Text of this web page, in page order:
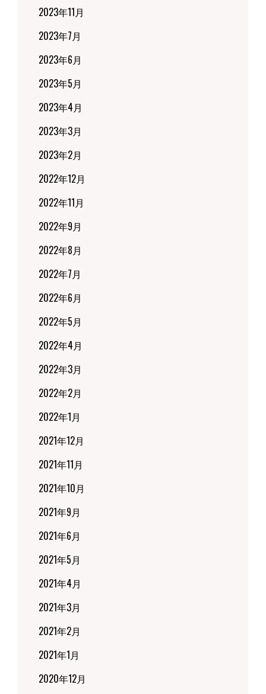
2023年11月
2023年7月
2023年6月
2023年5月
2023年4月
2023年3月
2023年2月
2022年12月
2022年11月
2022年9月
2022年8月
2022年7月
2022年6月
2022年5月
2022年4月
2022年3月
2022年2月
2022年1月
2021年12月
2021年11月
2021年10月
2021年9月
2021年6月
2021年5月
2021年4月
2021年3月
2021年2月
2021年1月
2020年12月